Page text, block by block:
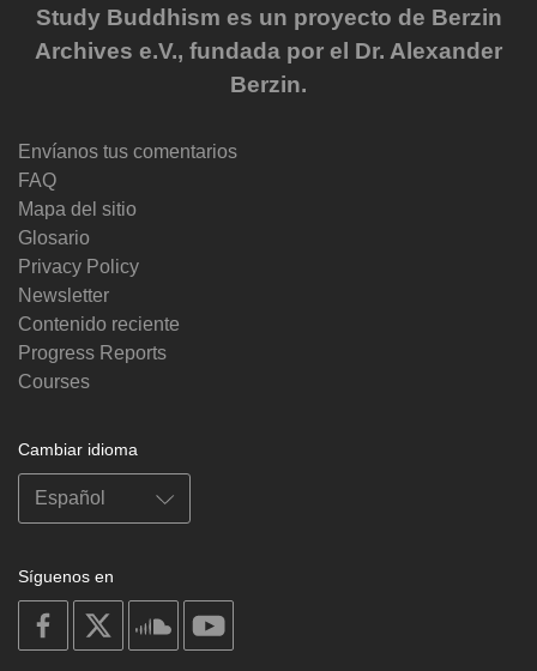
Study Buddhism es un proyecto de Berzin
Archives e.V., fundada por el Dr. Alexander
Berzin.
Envíanos tus comentarios
FAQ
Mapa del sitio
Glosario
Privacy Policy
Newsletter
Contenido reciente
Progress Reports
Courses
Cambiar idioma
Síguenos en
on
facebook
soundcloud